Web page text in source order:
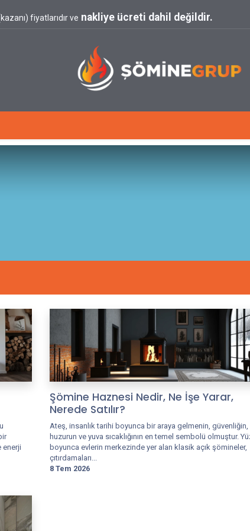
fiyatlarıdır ve nakliye ücreti dahil değildir.
enerji
Şömine Haznesi Nedir, Ne İşe Yarar,
Nerede Satılır?
Ateş, insanlık tarihi boyunca bir araya gelmenin, güvenliğin,
huzurun ve yuva sıcaklığının en temel sembolü olmuştur.
boyunca evlerin merkezinde yer alan klasik açık şömineler,
çıtırdamaları...
8 Tem 2026